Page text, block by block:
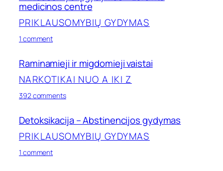
psichoaktyviomis
medžiagomis
medicinos centre
PRIKLAUSOMYBIŲ GYDYMAS
1 commenton
–
Loravita
medicinos
centre
Raminamieji ir migdomieji vaistai
NARKOTIKAI NUO A IKI Z
392 commentson
migdomieji
vaistai
Detoksikacija – Abstinencijos gydymas
PRIKLAUSOMYBIŲ GYDYMAS
1 commenton